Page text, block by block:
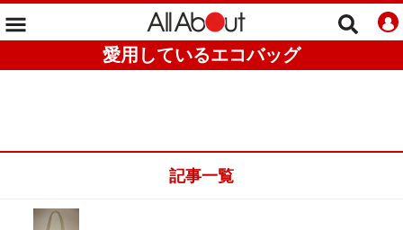
愛用しているエコバッグ
記事一覧